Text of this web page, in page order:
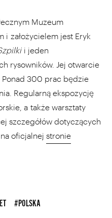
Muzeum
i założycielem jest Eryk
i jeden
rysowników. Jej otwarcie
Ponad 300 prac będzie
Regularną ekspozycję
a także warsztaty
szczegółów dotyczących
oficjalnej stronie
#POLSKA